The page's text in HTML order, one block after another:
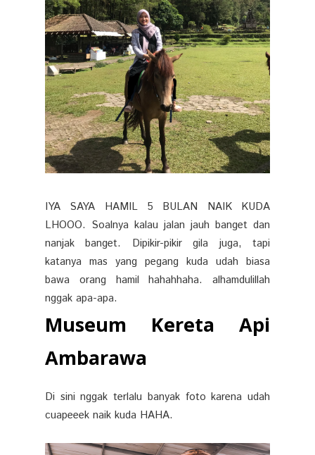
IYA SAYA HAMIL 5 BULAN NAIK KUDA
LHOOO. Soalnya kalau jalan jauh banget dan
nanjak banget. Dipikir-pikir gila juga, tapi
katanya mas yang pegang kuda udah biasa
bawa orang hamil hahahhaha. alhamdulillah
nggak apa-apa.
Museum Kereta Api
Ambarawa
Di sini nggak terlalu banyak foto karena udah
cuapeeek naik kuda HAHA.